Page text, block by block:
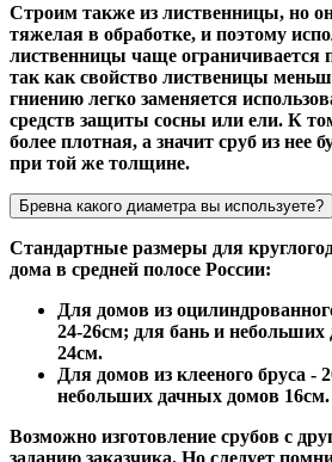
Строим также из лиственницы, но
тяжелая в обработке, и поэтому
лиственницы чаще ограничивается
так как свойство лиственицы
гниению легко заменяется
средств защиты сосны или ели. К
более плотная, а значит сруб из нее
при той же толщине.
Бревна какого диаметра вы используете?
Стандартные размеры для
дома в средней полосе России:
Для домов из
24-26см; для бань и
24см.
Для домов из клееного бруса -
небольших дачных домов 16см.
Возможно изготовление срубов с
заданию заказчика. Но следует